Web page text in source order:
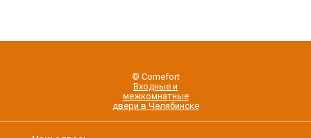
© Comefort
Входные и
межкомнатные
двери в Челябинске